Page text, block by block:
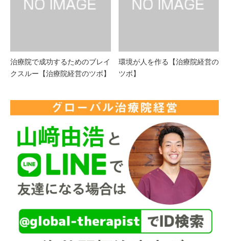
治療院で成功するためのブレイ
クスルー【治療院経営のツボ】
環境が人を作る【治療院経営の
ツボ】